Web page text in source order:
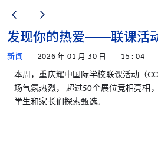
发现你的热爱——联课活
新闻 2026 年 01 月 30 日 15 : 04
本周，重庆耀中国际学校联课活动（
场气氛热烈， 超过50个展位竞相亮相
学生和家长们探索甄选。